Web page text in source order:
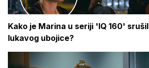
Kako je Marina u seriji 'IQ 160'
lukavog ubojice?